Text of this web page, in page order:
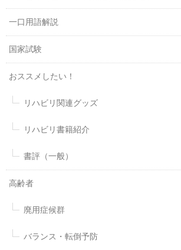
一口用語解説
国家試験
おススメしたい！
リハビリ関連グッズ
リハビリ書籍紹介
書評（一般）
高齢者
廃用症候群
バランス・転倒予防